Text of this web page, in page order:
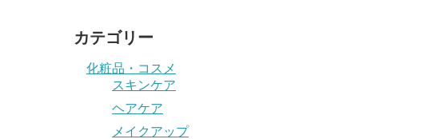
カテゴリー
化粧品・コスメ
スキンケア
ヘアケア
メイクアップ